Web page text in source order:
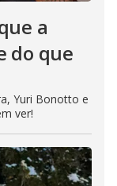
a
do que
Yuri Bonotto e
ver!